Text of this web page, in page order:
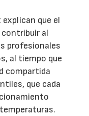
que el
al
profesionales
al tiempo que
compartida
que cada